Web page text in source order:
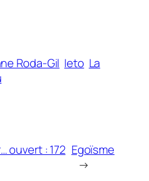
Roda-Gil Ieto La
ouvert : 172 Egoïsme
→